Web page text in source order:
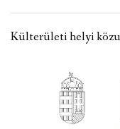
Külterületi helyi